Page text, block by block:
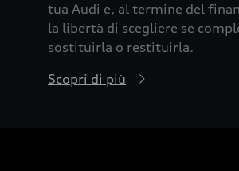
tua Audi e, al termine del
la libertà di scegliere se
sostituirla o restituirla.
Scopri di più